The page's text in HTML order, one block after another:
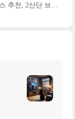
추천, 2산단 브리